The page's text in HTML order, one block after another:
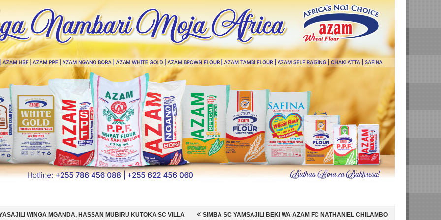
HASSAN MUBIRU KUTOKA SC VILLA SIMBA SC YAMSAJILI BEKI WA AZAM FC NATHANIEL CHILAMBO NI HISPANIA MABINGWA WA